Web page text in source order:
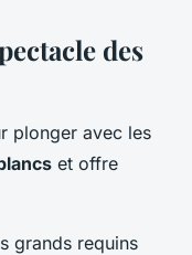
des
plonger avec les
et offre
grands requins